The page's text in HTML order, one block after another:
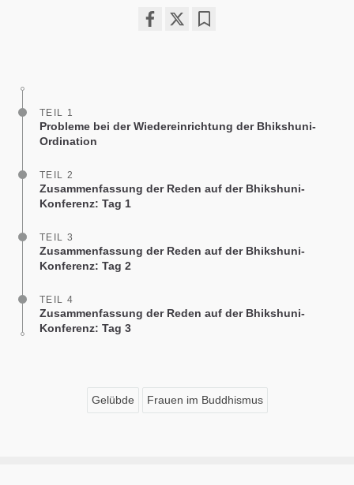
TEIL 1
Probleme bei der Wiedereinrichtung der Bhikshuni-
Ordination
TEIL 2
Zusammenfassung der Reden auf der Bhikshuni-
Konferenz: Tag 1
TEIL 3
Zusammenfassung der Reden auf der Bhikshuni-
Konferenz: Tag 2
TEIL 4
Zusammenfassung der Reden auf der Bhikshuni-
Konferenz: Tag 3
Gelübde Frauen im Buddhismus